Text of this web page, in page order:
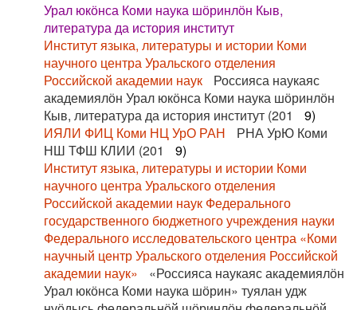
Урал юкӧнса Коми наука шӧринлӧн Кыв,
литература да история институт
Институт языка, литературы и истории Коми
научного центра Уральского отделения
Российской академии наук
Россияса наукаяс
академиялӧн Урал юкӧнса Коми наука шӧринлӧн
Кыв, литература да история институт (201
9)
ИЯЛИ ФИЦ Коми НЦ УрО РАН
РНА УрЮ Коми
НШ ТФШ КЛИИ (201
9)
Институт языка, литературы и истории Коми
научного центра Уральского отделения
Российской академии наук Федерального
государственного бюджетного учреждения науки
Федерального исследовательского центра «Коми
научный центр Уральского отделения Российской
академии наук»
«Россияса наукаяс академиялӧн
Урал юкӧнса Коми наука шӧрин» туялан удж